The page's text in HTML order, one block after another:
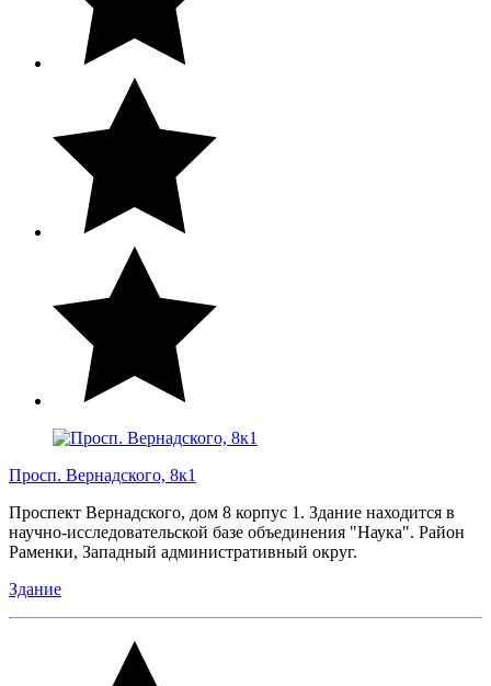
Просп. Вернадского, 8к1
Проспект Вернадского, дом 8 корпус 1. Здание находится в
научно-исследовательской базе объединения "Наука". Район
Раменки, Западный административный округ.
Здание